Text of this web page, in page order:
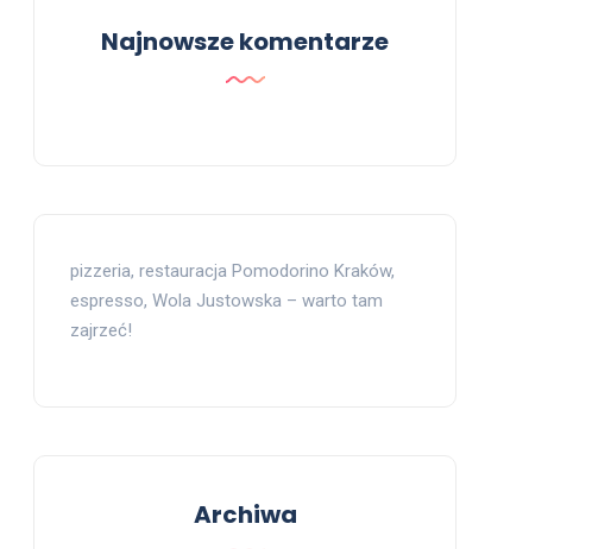
Najnowsze komentarze
pizzeria, restauracja Pomodorino Kraków,
espresso, Wola Justowska – warto tam
zajrzeć!
Archiwa